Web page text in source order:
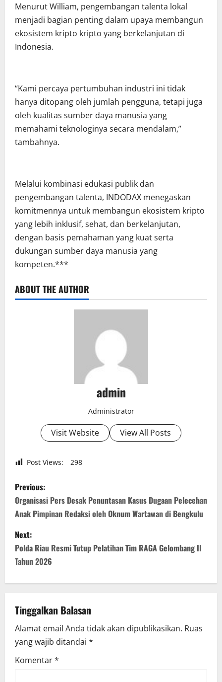
Menurut William, pengembangan talenta lokal
menjadi bagian penting dalam upaya membangun
ekosistem kripto kripto yang berkelanjutan di
Indonesia.
“Kami percaya pertumbuhan industri ini tidak
hanya ditopang oleh jumlah pengguna, tetapi juga
oleh kualitas sumber daya manusia yang
memahami teknologinya secara mendalam,”
tambahnya.
Melalui kombinasi edukasi publik dan
pengembangan talenta, INDODAX menegaskan
komitmennya untuk membangun ekosistem kripto
yang lebih inklusif, sehat, dan berkelanjutan,
dengan basis pemahaman yang kuat serta
dukungan sumber daya manusia yang
kompeten.***
ABOUT THE AUTHOR
admin
Administrator
Visit Website View All Posts
Post Views: 298
P
o
s
t
n
a
v
i
g
a
Previous:
Organisasi Pers Desak Penuntasan Kasus Dugaan Pelecehan
Anak Pimpinan Redaksi oleh Oknum Wartawan di Bengkulu
Next:
Polda Riau Resmi Tutup Pelatihan Tim RAGA Gelombang II
Tahun 2026
Tinggalkan Balasan
Alamat email Anda tidak akan dipublikasikan. Ruas
yang wajib ditandai *
Komentar*